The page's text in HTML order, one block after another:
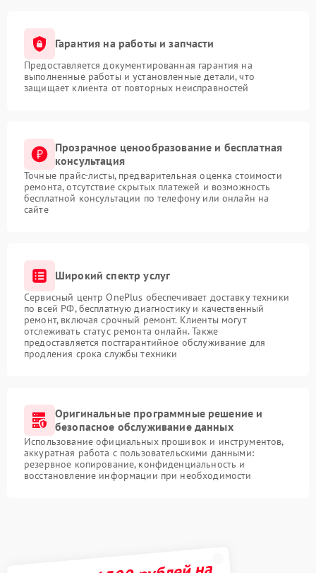
Гарантия на работы и запчасти
Предоставляется документированная гарантия на
выполненные работы и установленные детали, что
защищает клиента от повторных неисправностей
Прозрачное ценообразование и бесплатная
консультация
Точные прайс-листы, предварительная оценка стоимости
ремонта, отсутствие скрытых платежей и возможность
бесплатной консультации по телефону или онлайн на
сайте
Широкий спектр услуг
Сервисный центр OnePlus обеспечивает доставку техники
по всей РФ, бесплатную диагностику и качественный
ремонт, включая срочный ремонт. Клиенты могут
отслеживать статус ремонта онлайн. Также
предоставляется постгарантийное обслуживание для
продления срока службы техники
Оригинальные программные решение и
безопасное обслуживание данных
Использование официальных прошивок и инструментов,
аккуратная работа с пользовательскими данными:
резервное копирование, конфиденциальность и
восстановление информации при необходимости